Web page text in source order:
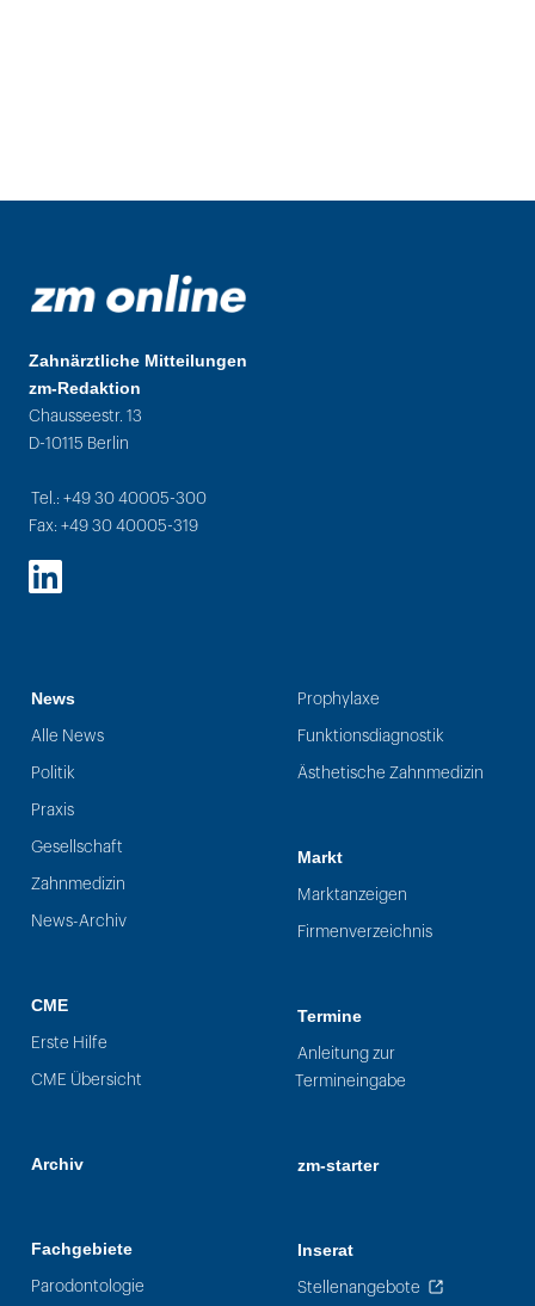
Zahnärztliche Mitteilungen
zm-Redaktion
Chausseestr. 13
D-10115 Berlin
Tel.: +49 30 40005-300
Fax: +49 30 40005-319
LinkedIn
News
Alle News
Politik
Praxis
Gesellschaft
Zahnmedizin
News-Archiv
CME
Erste Hilfe
CME Übersicht
Archiv
Fachgebiete
Parodontologie
Prophylaxe
Funktionsdiagnostik
Ästhetische Zahnmedizin
Markt
Marktanzeigen
Firmenverzeichnis
Termine
Anleitung zur
Termineingabe
zm-starter
Inserat
Stellenangebote